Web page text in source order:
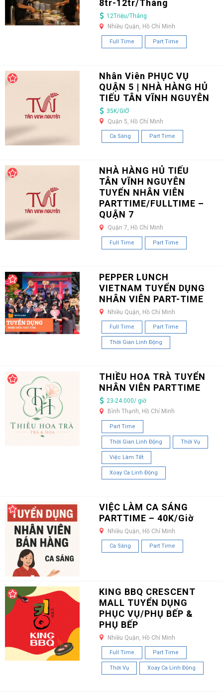
8tr-12tr/Tháng
12Triệu/Tháng
Nhiều Quận, Hồ Chí Minh
Full Time Part Time
Nhân Viên PHỤC VỤ
QUẬN 5 | NHÀ HÀNG HỦ
TIẾU TÂN VĨNH NGUYÊN
35K/GIỜ
Quận 5, Hồ Chí Minh
Ca Sáng Part Time
NHÀ HÀNG HỦ TIẾU
TÂN VĨNH NGUYÊN
TUYỂN NHÂN VIÊN
PARTTIME/FULLTIME –
QUẬN 7
Quận 7, Hồ Chí Minh
Full Time Part Time
PEPPER LUNCH
VIETNAM TUYỂN DỤNG
NHÂN VIÊN PART-TIME
Nhiều Quận, Hồ Chí Minh
Full Time Part Time
Thời Gian Linh Động
THIỀU HOA TRÀ TUYỂN
NHÂN VIÊN PARTTIME
23-24.000/ giờ
Bình Thạnh, Hồ Chí Minh
Part Time
Thời Gian Linh Động Thời Vụ
Việc Làm Tết
Xoay Ca Linh Động
VIỆC LÀM CA SÁNG
PARTTIME – 40K/Giờ
Nhiều Quận, Hồ Chí Minh
Ca Sáng Part Time
KING BBQ CRESCENT
MALL TUYỂN DỤNG
PHỤC VỤ/PHỤ BẾP &
PHỤ BẾP
Nhiều Quận, Hồ Chí Minh
Full Time Part Time
Thời Vụ Xoay Ca Linh Động